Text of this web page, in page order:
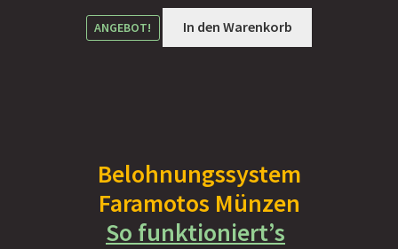
15,99 €
ANGEBOT! In den Warenkorb
Belohnungssystem
Faramotos Münzen
So funktioniert’s